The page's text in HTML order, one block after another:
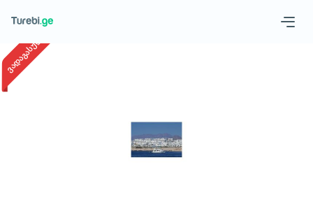
Request a tour
ვადაგასული